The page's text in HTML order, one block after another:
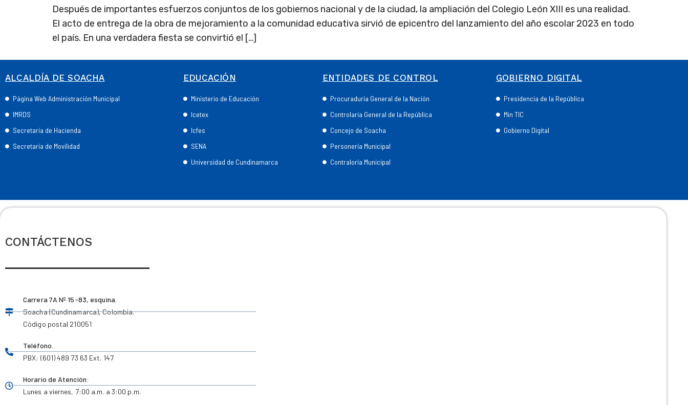
Después de importantes esfuerzos conjuntos de los gobiernos nacional y de la ciudad, la ampliación del Colegio León XIII es una realidad.
El acto de entrega de la obra de mejoramiento a la comunidad educativa sirvió de epicentro del lanzamiento del año escolar 2023 en todo
el país. En una verdadera fiesta se convirtió el […]
ALCALDÍA DE SOACHA
Página Web Administración Municipal
IMRDS
Secretaría de Hacienda
Secretaría de Movilidad
EDUCACIÓN
Ministerio de Educación
Icetex
Icfes
SENA
Universidad de Cundinamarca
ENTIDADES DE CONTROL
Procuraduría General de la Nación
Controlaría General de la República
Concejo de Soacha
Personería Municipal
Contraloría Municipal
GOBIERNO DIGITAL
Presidencia de la República
Min TIC
Gobierno Digital
CONTÁCTENOS
Carrera 7A Nº 15-83, esquina.
Soacha (Cundinamarca), Colombia.
Código postal 210051
Teléfono.
PBX: (601) 489 73 63 Ext. 147
Horario de Atención:
Lunes a viernes, 7:00 a.m. a 3:00 p.m.